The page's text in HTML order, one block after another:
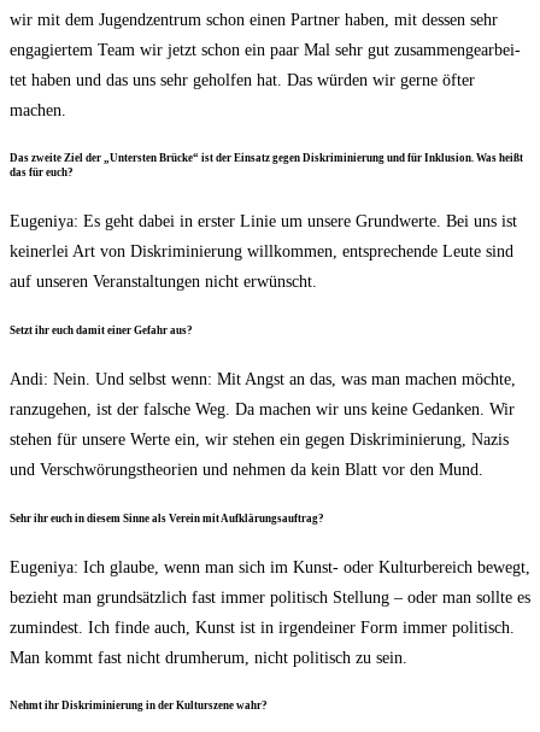
wir mit dem Jugend­zen­trum schon einen Part­ner haben, mit des­sen sehr
enga­gier­tem Team wir jetzt schon ein paar Mal sehr gut zusam­men­ge­ar­bei­
tet haben und das uns sehr gehol­fen hat. Das wür­den wir ger­ne öfter
machen.
Das zwei­te Ziel der „Unters­ten Brü­cke“ ist der Ein­satz gegen Dis­kri­mi­nie­rung und für Inklu­si­on. Was heißt
das für euch?
Euge­ni­ya: Es geht dabei in ers­ter Linie um unse­re Grund­wer­te. Bei uns ist
kei­ner­lei Art von Dis­kri­mi­nie­rung will­kom­men, ent­spre­chen­de Leu­te sind
auf unse­ren Ver­an­stal­tun­gen nicht erwünscht.
Setzt ihr euch damit einer Gefahr aus?
Andi: Nein. Und selbst wenn: Mit Angst an das, was man machen möch­te,
ran­zu­ge­hen, ist der fal­sche Weg. Da machen wir uns kei­ne Gedan­ken. Wir
ste­hen für unse­re Wer­te ein, wir ste­hen ein gegen Dis­kri­mi­nie­rung, Nazis
und Ver­schwö­rungs­theo­rien und neh­men da kein Blatt vor den Mund.
Sehr ihr euch in die­sem Sin­ne als Ver­ein mit Aufklärungsauftrag?
Euge­ni­ya: Ich glau­be, wenn man sich im Kunst- oder Kul­tur­be­reich bewegt,
bezieht man grund­sätz­lich fast immer poli­tisch Stel­lung – oder man soll­te es
zumin­dest. Ich fin­de auch, Kunst ist in irgend­ei­ner Form immer poli­tisch.
Man kommt fast nicht drum­her­um, nicht poli­tisch zu sein.
Nehmt ihr Dis­kri­mi­nie­rung in der Kul­tur­sze­ne wahr?